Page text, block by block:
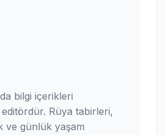
bilgi içerikleri
Rüya tabirleri,
ve günlük yaşam